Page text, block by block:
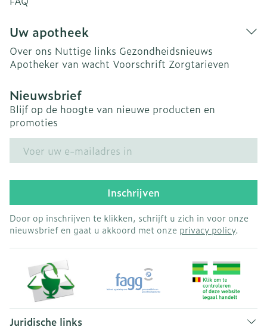
Uw apotheek
Over ons Nuttige links Gezondheidsnieuws
Apotheker van wacht Voorschrift Zorgtarieven
Nieuwsbrief
Blijf op de hoogte van nieuwe producten en
promoties
Inschrijven
Door op inschrijven te klikken, schrijft u zich in voor onze
nieuwsbrief en gaat u akkoord met onze privacy policy.
Juridische links